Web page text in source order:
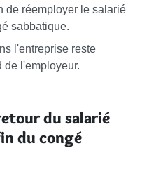
de réemployer le salarié
sabbatique.
l'entreprise reste
de l'employeur.
du salarié
du congé